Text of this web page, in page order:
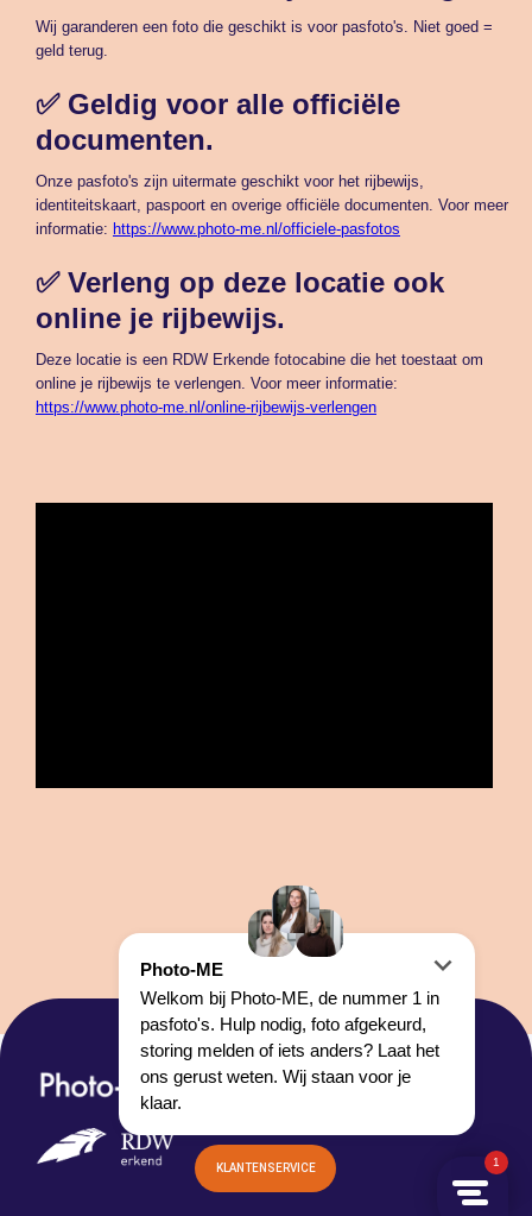
Wij garanderen een foto die geschikt is voor pasfoto's. Niet goed =
geld terug.
✅ Geldig voor alle officiële
documenten.
Onze pasfoto's zijn uitermate geschikt voor het rijbewijs,
identiteitskaart, paspoort en overige officiële documenten. Voor meer
informatie: https://www.photo-me.nl/officiele-pasfotos
✅ Verleng op deze locatie ook
online je rijbewijs.
Deze locatie is een RDW Erkende fotocabine die het toestaat om
online je rijbewijs te verlengen. Voor meer informatie:
https://www.photo-me.nl/online-rijbewijs-verlengen
HOOFDKANTOOR:
KLANTENSERVICE